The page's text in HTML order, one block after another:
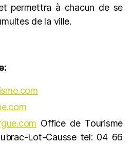
permettra à chacun de se
de la ville.
Office de Tourisme
Lot-Causse tel: 04 66